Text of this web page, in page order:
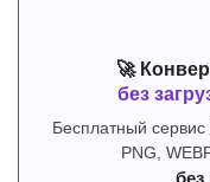
🚀
без
Бесплатный сервис
PNG,
без